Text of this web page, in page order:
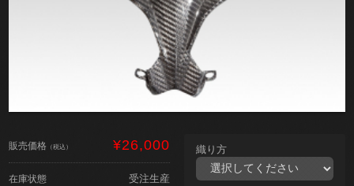
販売価格 （税込） ¥26,000
在庫状態 受注生産
織り方